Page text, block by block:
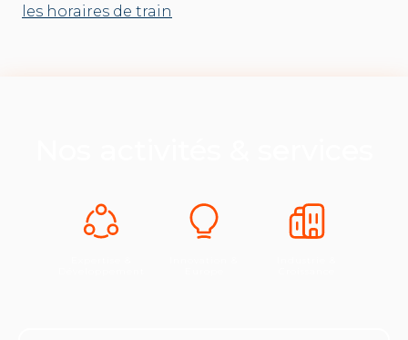
les horaires de train